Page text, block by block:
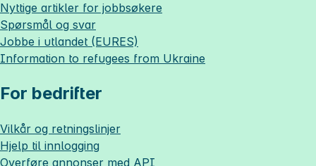
Nyttige artikler for jobbsøkere
Spørsmål og svar
Jobbe i utlandet (EURES)
Information to refugees from Ukraine
For bedrifter
Vilkår og retningslinjer
Hjelp til innlogging
Overføre annonser med API